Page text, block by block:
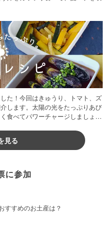
た！今回はきゅうり、トマト、ズ
します。太陽の光をたっぷりあび
食べてパワーチャージしましょう
見る
に参加
すすめのお土産は？